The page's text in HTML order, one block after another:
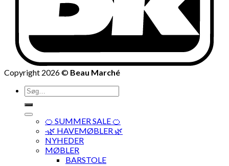
Copyright 2026 © Beau Marché
Søg
efter:
🍊 SUMMER SALE 🍊
·🌿 HAVEMØBLER 🌿
NYHEDER
MØBLER
BARSTOLE